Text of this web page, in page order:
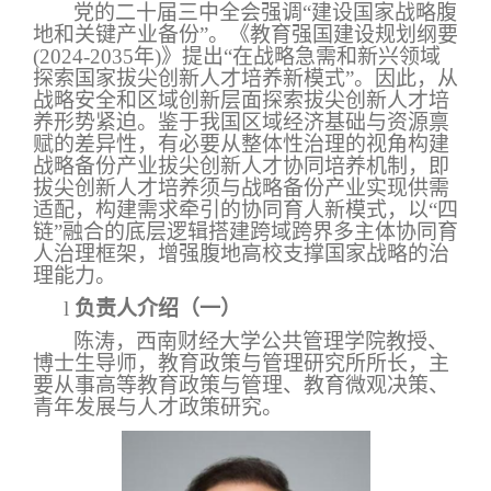
党的二十届三中全会强调“建设国家战略腹
地和关键产业备份”。《教育强国建设规划纲要
(2024-2035年)》提出“在战略急需和新兴领域
探索国家拔尖创新人才培养新模式”。因此，从
战略安全和区域创新层面探索拔尖创新人才培
养形势紧迫。鉴于我国区域经济基础与资源禀
赋的差异性，有必要从整体性治理的视角构建
战略备份产业拔尖创新人才协同培养机制，即
拔尖创新人才培养须与战略备份产业实现供需
适配，构建需求牵引的协同育人新模式，以“四
链”融合的底层逻辑搭建跨域跨界多主体协同育
人治理框架，增强腹地高校支撑国家战略的治
理能力。
l 负责人介绍（一）
陈涛，西南财经大学公共管理学院教授、
博士生导师，教育政策与管理研究所所长，主
要从事高等教育政策与管理、教育微观决策、
青年发展与人才政策研究。